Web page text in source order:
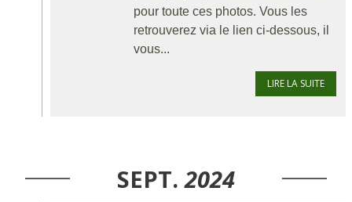
pour toute ces photos. Vous les
retrouverez via le lien ci-dessous, il
vous...
LIRE LA SUITE
SEPT. 2024